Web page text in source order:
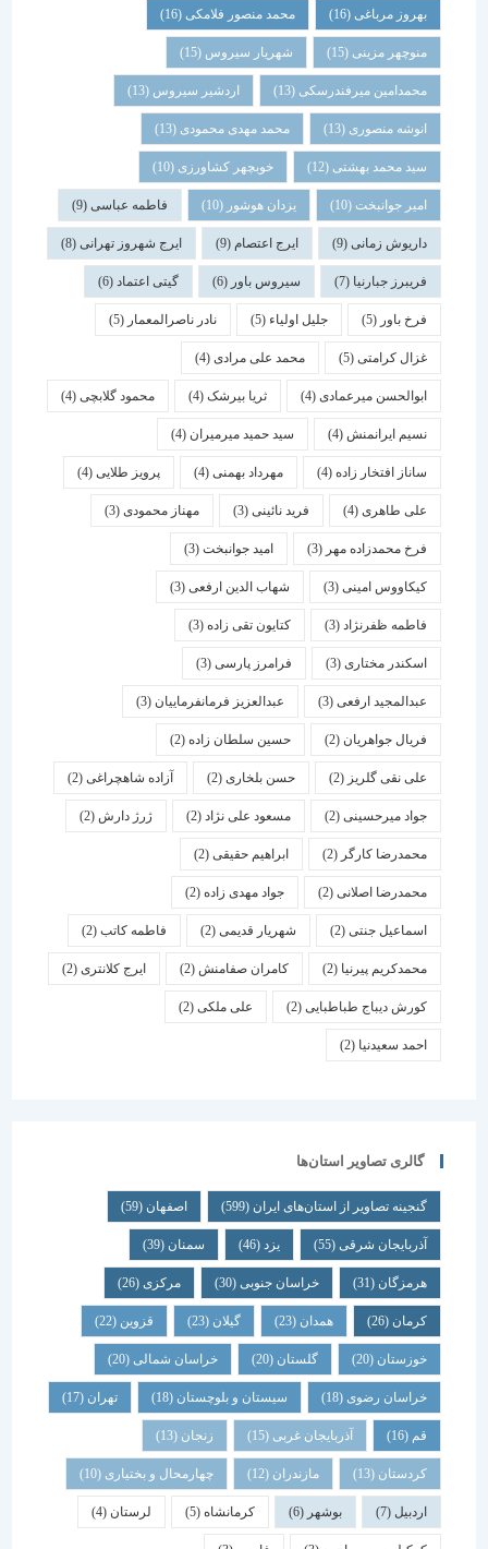
بهروز مرباغی (16) محمد منصور فلامکی (16)
منوچهر مزینی(15) شهریار سیروس(15)
محمدامین میرفندرسکی(13) اردشیر سیروس(13)
انوشه منصوری(13) محمد مهدی محمودی(13)
سید محمد بهشتی(12) خوبچهر کشاورزی(10)
امیر جوانبخت(10) یزدان هوشور(10) فاطمه عباسی(9)
داریوش زمانی(9) ایرج اعتصام(9) ایرج شهروز تهرانی(8)
فریبرز جبارنیا(7) سیروس باور(6) گیتی اعتماد(6)
فرخ باور(5) جلیل اولیاء(5) نادر ناصرالمعمار (5)
غزال کرامتی(5) محمد علی مرادی(4)
ابوالحسن میرعمادی(4) ثریا بیرشک(4) محمود گلابچی(4)
نسیم ایرانمنش(4) سید حمید میرمیران(4)
ساناز افتخار زاده(4) مهرداد بهمنی (4) پرویز طلایی(4)
علی طاهری(4) فرید نائینی(3) مهناز محمودی(3)
فرخ محمدزاده مهر(3) امید جوانبخت(3)
کیکاووس امینی(3) شهاب الدین ارفعی(3)
فاطمه ظفرنژاد(3) کتایون تقی زاده(3)
اسكندر مختاری (3) فرامرز پارسی(3)
عبدالمجید ارفعی(3) عبدالعزیز فرمانفرماییان(3)
فریال جواهریان(2) حسین سلطان زاده(2)
علی نقی گلریز(2) حسن بلخاری(2) آزاده شاهچراغی(2)
جواد میرحسینی(2) مسعود علی نژاد(2) ژرژ دارش (2)
محمدرضا کارگر(2) ابراهیم حقیقی(2)
محمدرضا اصلانی(2) جواد مهدی زاده(2)
اسماعیل جنتی(2) شهریار قدیمی(2) فاطمه کاتب(2)
محمدکریم پیرنیا (2) کامران صفامنش(2) ایرج کلانتری (2)
کورش دیباج طباطبایی(2) علی ملکی(2)
احمد سعیدنیا (2)
گالری تصاویر استان‌ها
گنجینه تصاویر از استان‌های ایران(599) اصفهان (59)
آذربایجان شرقی(55) یزد سمنان (39)
هرمزگان(31) خراسان جنوبی(30) مرکزی (26)
همدان گیلان قزوین
خوزستان(20) گلستان (20) خراسان شمالی(20)
خراسان رضوی(18) سیستان و بلوچستان(18) تهران
آذربایجان غربی(15) زنجان
کردستان(13) مازندران(12) چهارمحال و بختیاری (10)
بوشهر کرمانشاه(5) لرستان (4)